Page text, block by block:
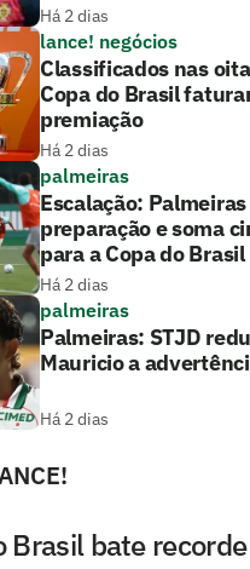
Há 2 dias
lance! negócios
Classificados nas
Copa do Brasil
premiação
Há 2 dias
palmeiras
Escalação:
preparação e soma
para a Copa do Brasil
Há 2 dias
palmeiras
Palmeiras: STJD
Mauricio a
Há 2 dias
Brasil bate